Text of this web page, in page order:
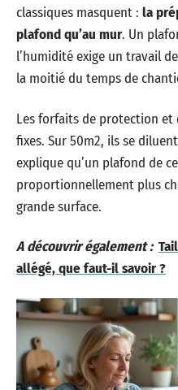
classiques masquent : la
plafond qu’au mur. Un
l’humidité exige un travail
la moitié du temps de
Les forfaits de protection et
fixes. Sur 50m2, ils se
explique qu’un plafond de
proportionnellement plus
grande surface.
A découvrir également :
allégé, que faut-il savoir ?